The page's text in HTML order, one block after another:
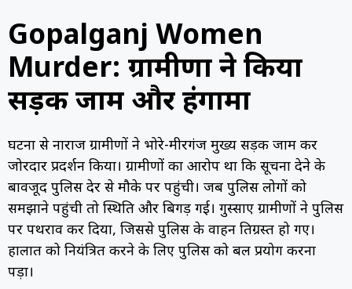
Gopalganj Women
Murder: ग्रामीणों ने किया
सड़क जाम और हंगामा
घटना से नाराज ग्रामीणों ने भोरे-मीरगंज मुख्य सड़क जाम कर
जोरदार प्रदर्शन किया। ग्रामीणों का आरोप था कि सूचना देने के
बावजूद पुलिस देर से मौके पर पहुंची। जब पुलिस लोगों को
समझाने पहुंची तो स्थिति और बिगड़ गई। गुस्साए ग्रामीणों ने पुलिस
पर पथराव कर दिया, जिससे पुलिस के वाहन क्षतिग्रस्त हो गए।
हालात को नियंत्रित करने के लिए पुलिस को बल प्रयोग करना
पड़ा।